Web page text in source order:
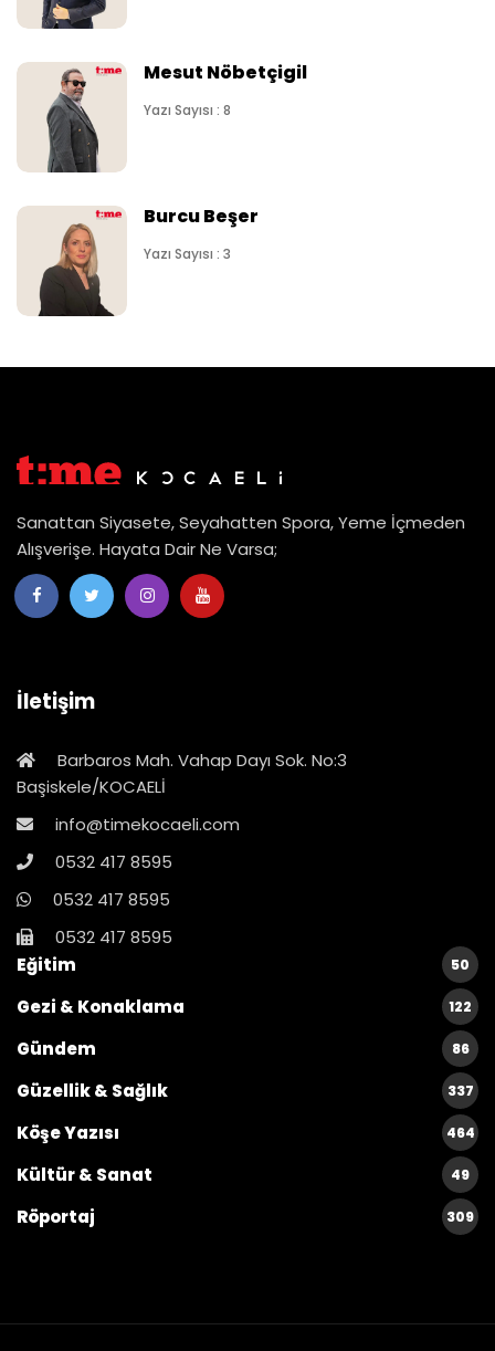
Mesut Nöbetçigil
Yazı Sayısı : 8
Burcu Beşer
Yazı Sayısı : 3
Sanattan Siyasete, Seyahatten Spora, Yeme İçmeden
Alışverişe. Hayata Dair Ne Varsa;
İletişim
Barbaros Mah. Vahap Dayı Sok. No:3
Başiskele/KOCAELİ
info@timekocaeli.com
0532 417 8595
0532 417 8595
0532 417 8595
Eğitim
50
Gezi & Konaklama 122
Gündem 86
Güzellik & Sağlık 337
Köşe Yazısı 464
Kültür & Sanat 49
Röportaj 309